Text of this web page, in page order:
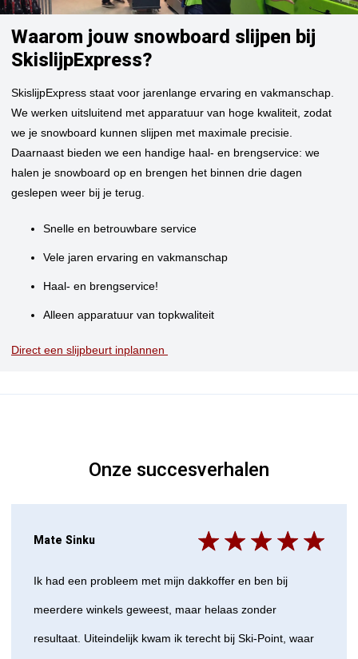
Waarom jouw snowboard slijpen bij
SkislijpExpress?
SkislijpExpress staat voor jarenlange ervaring en vakmanschap.
We werken uitsluitend met apparatuur van hoge kwaliteit, zodat
we je snowboard kunnen slijpen met maximale precisie.
Daarnaast bieden we een handige haal- en brengservice: we
halen je snowboard op en brengen het binnen drie dagen
geslepen weer bij je terug.
Snelle en betrouwbare service
Vele jaren ervaring en vakmanschap
Haal- en brengservice!
Alleen apparatuur van topkwaliteit
Direct een slijpbeurt inplannen
Onze succesverhalen
Mate Sinku
Ik had een probleem met mijn dakkoffer en ben bij
meerdere winkels geweest, maar helaas zonder
resultaat. Uiteindelijk kwam ik terecht bij Ski-Point, waar